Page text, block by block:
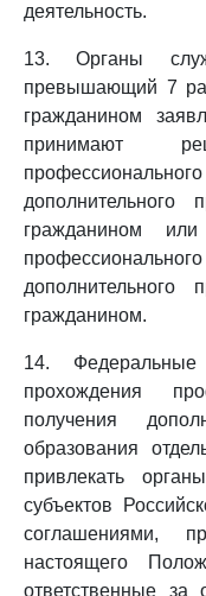
деятельность.
13. Органы
превышающий 7
гражданином
принимают
дополнительного
гражданином
дополнительного
гражданином.
14.
прохождения
получения
образования
привлекать
субъектов
соглашениями,
настоящего
ответственные за